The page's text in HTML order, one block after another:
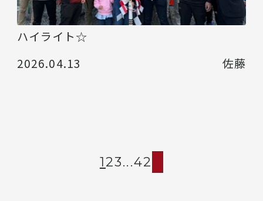
ハイライト☆
2026.04.13
佐藤
123...42